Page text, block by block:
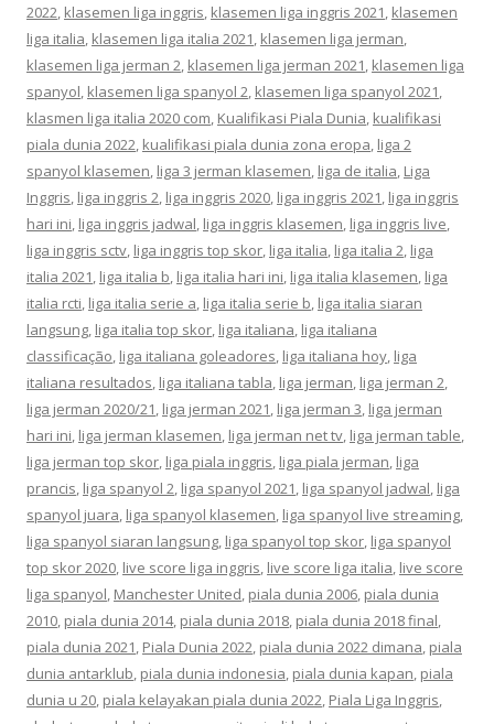
2022, klasemen liga inggris, klasemen liga inggris 2021, klasemen
liga italia, klasemen liga italia 2021, klasemen liga jerman,
klasemen liga jerman 2, klasemen liga jerman 2021, klasemen liga
spanyol, klasemen liga spanyol 2, klasemen liga spanyol 2021,
klasmen liga italia 2020 com, Kualifikasi Piala Dunia, kualifikasi
piala dunia 2022, kualifikasi piala dunia zona eropa, liga 2
spanyol klasemen, liga 3 jerman klasemen, liga de italia, Liga
Inggris, liga inggris 2, liga inggris 2020, liga inggris 2021, liga inggris
hari ini, liga inggris jadwal, liga inggris klasemen, liga inggris live,
liga inggris sctv, liga inggris top skor, liga italia, liga italia 2, liga
italia 2021, liga italia b, liga italia hari ini, liga italia klasemen, liga
italia rcti, liga italia serie a, liga italia serie b, liga italia siaran
langsung, liga italia top skor, liga italiana, liga italiana
classificação, liga italiana goleadores, liga italiana hoy, liga
italiana resultados, liga italiana tabla, liga jerman, liga jerman 2,
liga jerman 2020/21, liga jerman 2021, liga jerman 3, liga jerman
hari ini, liga jerman klasemen, liga jerman net tv, liga jerman table,
liga jerman top skor, liga piala inggris, liga piala jerman, liga
prancis, liga spanyol 2, liga spanyol 2021, liga spanyol jadwal, liga
spanyol juara, liga spanyol klasemen, liga spanyol live streaming,
liga spanyol siaran langsung, liga spanyol top skor, liga spanyol
top skor 2020, live score liga inggris, live score liga italia, live score
liga spanyol, Manchester United, piala dunia 2006, piala dunia
2010, piala dunia 2014, piala dunia 2018, piala dunia 2018 final,
piala dunia 2021, Piala Dunia 2022, piala dunia 2022 dimana, piala
dunia antarklub, piala dunia indonesia, piala dunia kapan, piala
dunia u 20, piala kelayakan piala dunia 2022, Piala Liga Inggris,